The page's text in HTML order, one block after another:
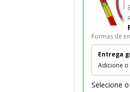
Formas de
Entrega
Adicione
Selecione